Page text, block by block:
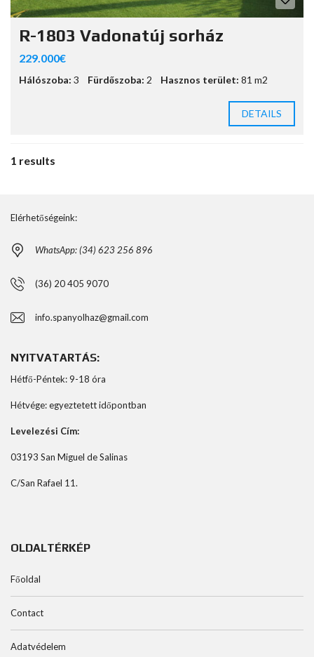
R-1803 Vadonatúj sorház
229.000€
Hálószoba: 3 Fürdőszoba: 2 Hasznos terület: 81 m2
DETAILS
1 results
Elérhetőségeink:
WhatsApp: (34) 623 256 896
(36) 20 405 9070
info.spanyolhaz@gmail.com
NYITVATARTÁS:
Hétfő-Péntek: 9-18 óra
Hétvége: egyeztetett időpontban
Levelezési Cím:
03193 San Miguel de Salinas
C/San Rafael 11.
OLDALTÉRKÉP
Főoldal
Contact
Adatvédelem